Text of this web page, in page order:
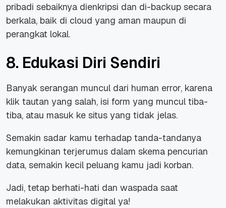
pribadi sebaiknya dienkripsi dan di-backup secara
berkala, baik di cloud yang aman maupun di
perangkat lokal.
8. Edukasi Diri Sendiri
Banyak serangan muncul dari human error, karena
klik tautan yang salah, isi form yang muncul tiba-
tiba, atau masuk ke situs yang tidak jelas.
Semakin sadar kamu terhadap tanda-tandanya
kemungkinan terjerumus dalam skema pencurian
data, semakin kecil peluang kamu jadi korban.
Jadi, tetap berhati-hati dan waspada saat
melakukan aktivitas digital ya!